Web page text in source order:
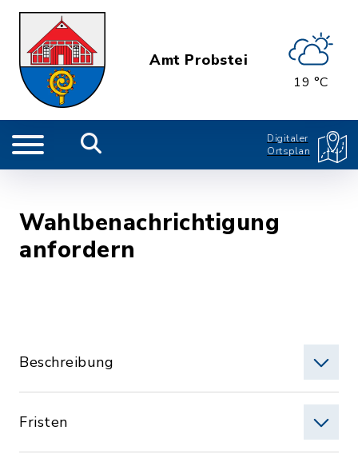
Amt Probstei
19 °C
Digitaler
Ortsplan
Wahlbenachrichtigung
anfordern
Beschreibung
Fristen